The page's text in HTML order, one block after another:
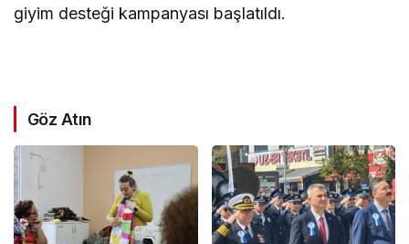
giyim desteği kampanyası başlatıldı.
Göz Atın